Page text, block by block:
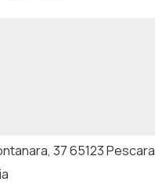
37 65123 Pescara